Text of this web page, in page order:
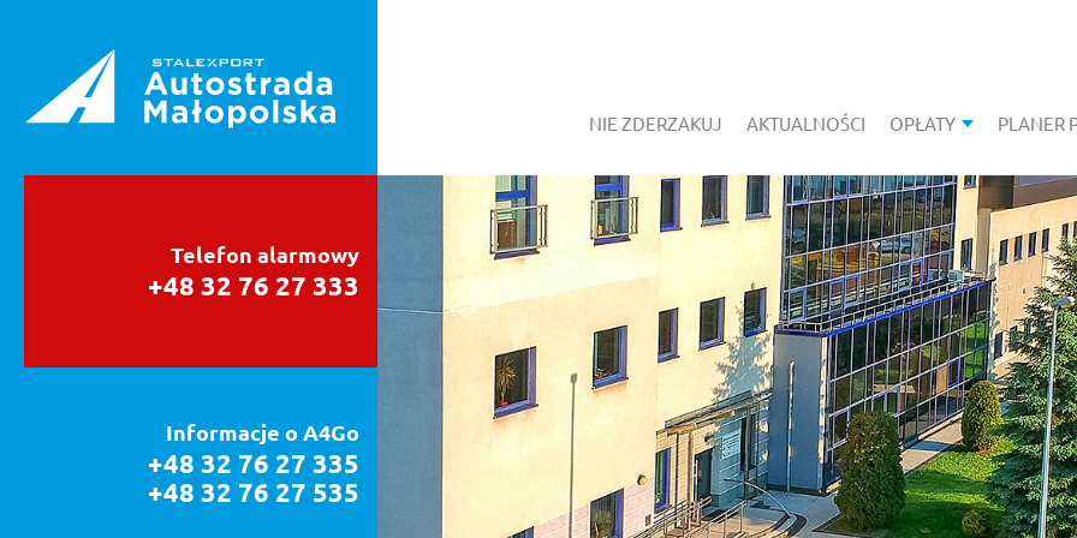
NIE ZDERZAKUJ AKTUALNOŚCI POKAŻ
OPŁATY PLANER
Telefon alarmowy
+48 32 76 27 333
Informacje o A4Go
+48 32 76 27 335
+48 32 76 27 535